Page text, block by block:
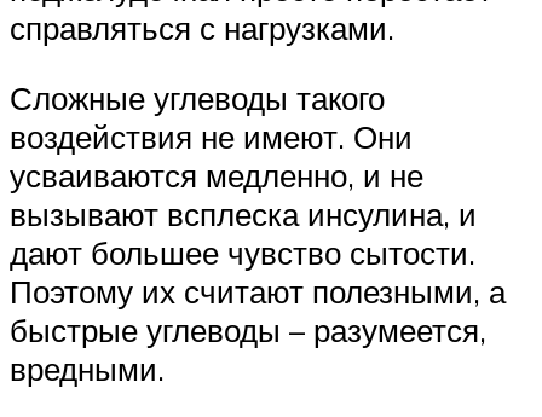
справляться с нагрузками.
Сложные углеводы такого
воздействия не имеют. Они
усваиваются медленно, и не
вызывают всплеска инсулина, и
дают большее чувство сытости.
Поэтому их считают полезными, а
быстрые углеводы – разумеется,
вредными.